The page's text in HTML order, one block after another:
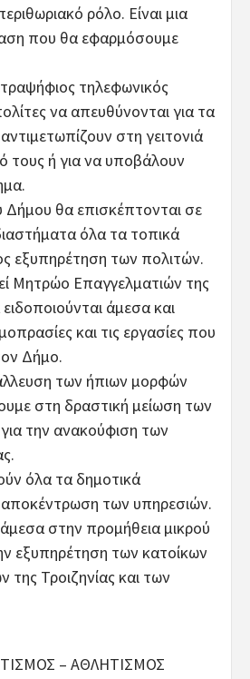
ρόλο. Είναι μια
που θα εφαρμόσουμε
τηλεφωνικός
να απευθύνονται για τα
στη γειτονιά
τους ή για να υποβάλουν
θα επισκέπτονται σε
όλα τα τοπικά
εξυπηρέτηση των πολιτών.
Μητρώο Επαγγελματιών της
άμεσα και
και τις εργασίες που
Δήμο.
των ήπιων μορφών
στη δραστική μείωση των
την ανακούφιση των
όλα τα δημοτικά
των υπηρεσιών.
στην προμήθεια μικρού
εξυπηρέτηση των κατοίκων
της Τροιζηνίας και των
– ΑΘΛΗΤΙΣΜΟΣ